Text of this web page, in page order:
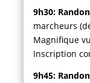
9h30:
marcheurs
Magnifique
Inscription
9h45: